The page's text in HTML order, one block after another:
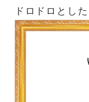
ドロドロとし